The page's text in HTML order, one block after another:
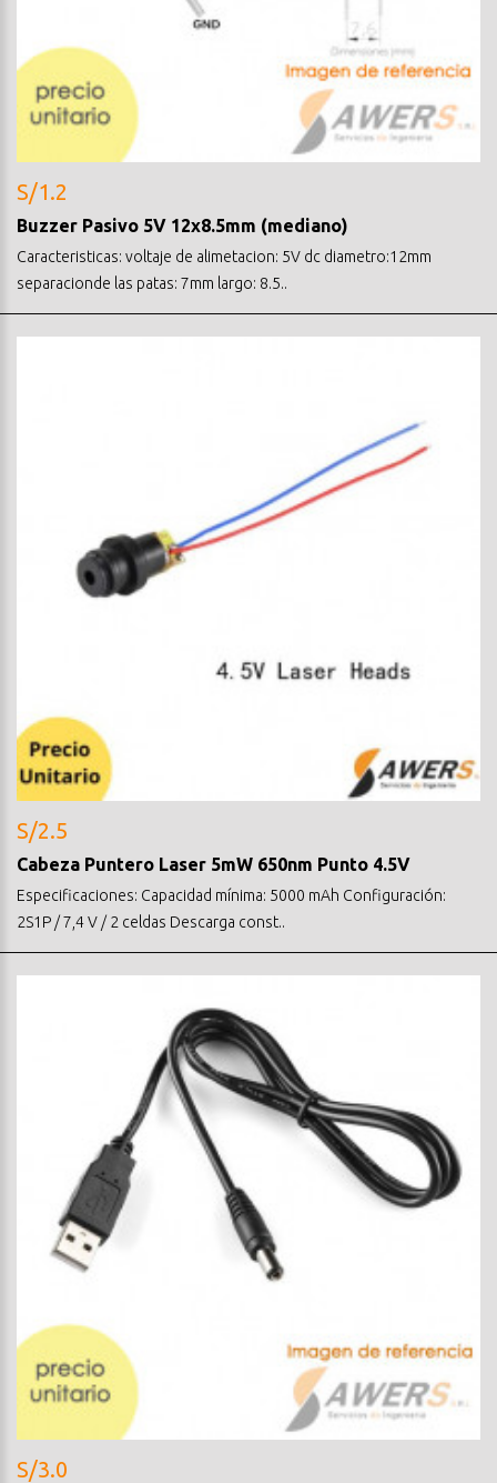
S/1.2
Buzzer Pasivo 5V 12x8.5mm (mediano)
Caracteristicas: voltaje de alimetacion: 5V dc diametro:12mm
separacionde las patas: 7mm largo: 8.5..
S/2.5
Cabeza Puntero Laser 5mW 650nm Punto 4.5V
Especificaciones: Capacidad mínima: 5000 mAh Configuración:
2S1P / 7,4 V / 2 celdas Descarga const..
S/3.0